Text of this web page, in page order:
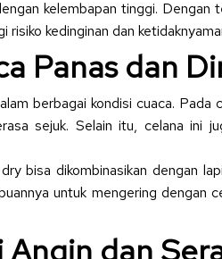
kelembapan tinggi. Dengan
kedinginan dan
Panas dan
berbagai kondisi cuaca. Pada
sejuk. Selain itu, celana ini
bisa dikombinasikan dengan
untuk mengering dengan
dan